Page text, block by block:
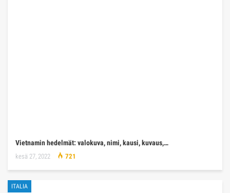
Vietnamin hedelmät: valokuva, nimi, kausi, kuvaus,…
kesä 27, 2022 721
ITALIA